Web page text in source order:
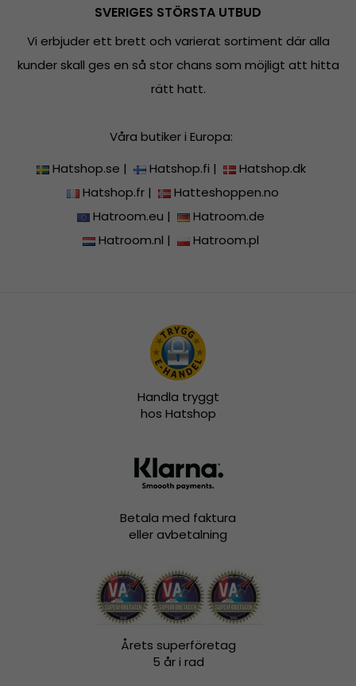
SVERIGES STÖRSTA UTBUD
Vi erbjuder ett brett och varierat sortiment där alla
kunder skall ges en så stor chans som möjligt att hitta
rätt hatt.
Våra butiker i Europa:
Hatshop.se | Hatshop.fi |
Hatshop.dk
Hatshop.fr|
Hatteshoppen.no
Hatroom.eu |
Hatroom.de
Hatroom.nl | Hatroom.pl
Handla tryggt
hos Hatshop
Betala med faktura
eller avbetalning
Årets superföretag
5 år i rad